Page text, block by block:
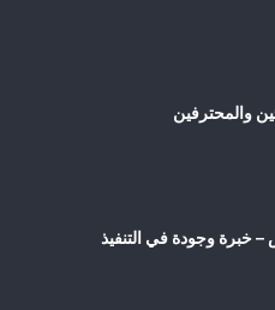
والمحترفين
خبرة وجودة في التنفيذ